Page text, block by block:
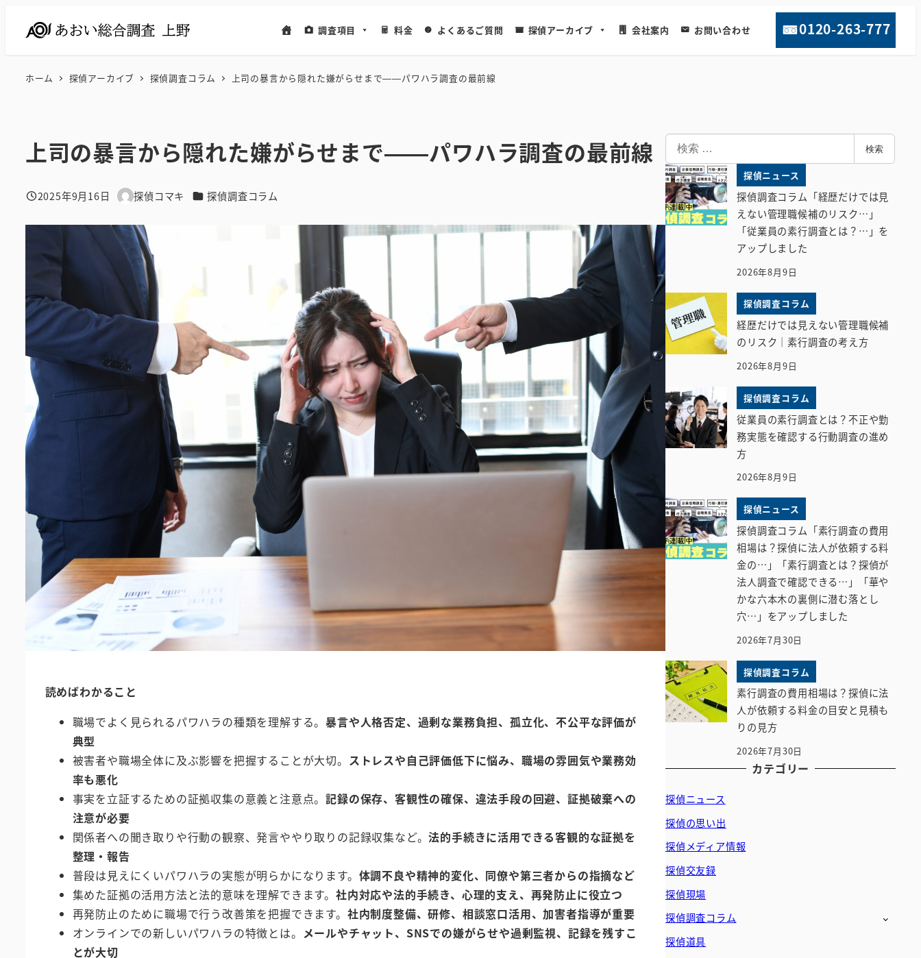
調査項目 料金 よくあるご質問 探偵アーカイブ 会社案内 お問い合わせ 0120-263-777
ホーム 探偵アーカイブ 探偵調査コラム 上司の暴言から隠れた嫌がらせまで——パワハラ調査の最前線
上司の暴言から隠れた嫌がらせまで——パワハラ調査の最前線
投稿日
2025年9月16日
著
探偵コマキ カテゴリー
探偵調査コラム
読めばわかること
職場でよく見られるパワハラの種類を理解する。暴言や人格否定、過剰な業務負担、孤立化、不公平な評価が
典型
被害者や職場全体に及ぶ影響を把握することが大切。 ストレスや自己評価低下に悩み、職場の雰囲気や業務効
率も悪化
事実を立証するための証拠収集の意義と注意点。記録の保存、客観性の確保、違法手段の回避、証拠破棄への
注意が必要
関係者への聞き取りや行動の観察、発言ややり取りの記録収集など。法的手続きに活用できる客観的な証拠を
整理・報告
普段は見えにくいパワハラの実態が明らかになります。 体調不良や精神的変化、同僚や第三者からの指摘など
集めた証拠の活用方法と法的意味を理解できます。 社内対応や法的手続き、心理的支え、再発防止に役立つ
再発防止のために職場で行う改善策を把握できます。 社内制度整備、研修、相談窓口活用、加害者指導が重要
オンラインでの新しいパワハラの特徴とは。 メールやチャット、SNSでの嫌がらせや過剰監視、記録を残すこ
とが大切
索
検索
探偵ニュース
探偵調査コラム「経歴だけでは見
えない管理職候補のリスク…」
「従業員の素行調査とは？…」を
アップしました
2026年8月9日
探偵調査コラム
経歴だけでは見えない管理職候補
のリスク｜素行調査の考え方
2026年8月9日
探偵調査コラム
従業員の素行調査とは？不正や勤
務実態を確認する行動調査の進め
方
2026年8月9日
探偵ニュース
探偵調査コラム「素行調査の費用
相場は？探偵に法人が依頼する料
金の…」「素行調査とは？探偵が
法人調査で確認できる…」「華や
かな六本木の裏側に潜む落とし
穴…」をアップしました
2026年7月30日
探偵調査コラム
素行調査の費用相場は？探偵に法
人が依頼する料金の目安と見積も
りの見方
2026年7月30日
カテゴリー
探偵ニュース
探偵の思い出
探偵メディア情報
探偵交友録
探偵現場
探偵調査コラム
探偵道具